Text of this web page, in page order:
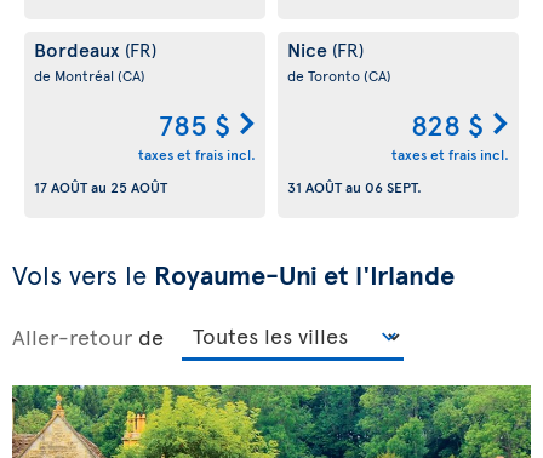
Bordeaux (FR)
de Montréal (CA)
785 $
taxes et frais incl.
17 AOÛTau 25 AOÛT
Nice (FR)
de Toronto(CA)
828 $
taxes et frais incl.
31 AOÛTau 06 SEPT.
Vols vers le Royaume-Uni et l'Irlande
Aller-retour de